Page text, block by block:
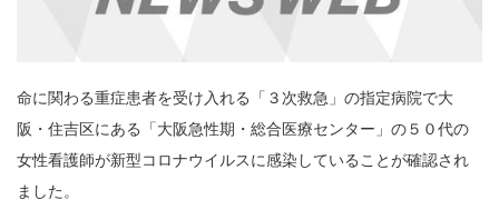
命に関わる重症患者を受け入れる「３次救急」の指定病院で大
阪・住吉区にある「大阪急性期・総合医療センター」の５０代の
女性看護師が新型コロナウイルスに感染していることが確認され
ました。